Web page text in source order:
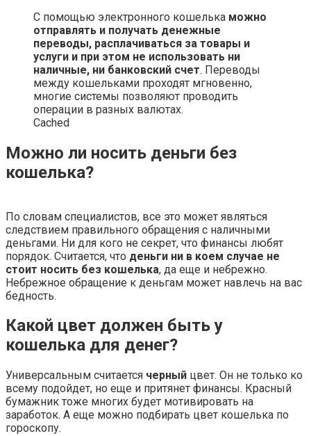
С помощью электронного кошелька можно
отправлять и получать денежные
переводы, расплачиваться за товары и
услуги и при этом не использовать ни
наличные, ни банковский счет. Переводы
между кошельками проходят мгновенно,
многие системы позволяют проводить
операции в разных валютах.
Cached
Можно ли носить деньги без
кошелька?
По словам специалистов, все это может являться
следствием правильного обращения с наличными
деньгами. Ни для кого не секрет, что финансы любят
порядок. Считается, что деньги ни в коем случае не
стоит носить без кошелька, да еще и небрежно.
Небрежное обращение к деньгам может навлечь на вас
бедность.
Какой цвет должен быть у
кошелька для денег?
Универсальным считается черный цвет. Он не только ко
всему подойдет, но еще и притянет финансы. Красный
бумажник тоже многих будет мотивировать на
заработок. А еще можно подбирать цвет кошелька по
гороскопу.